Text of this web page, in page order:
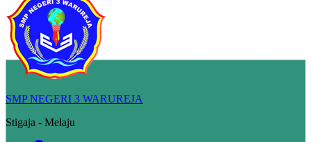
SMP NEGERI 3 WARUREJA
Stigaja - Melaju